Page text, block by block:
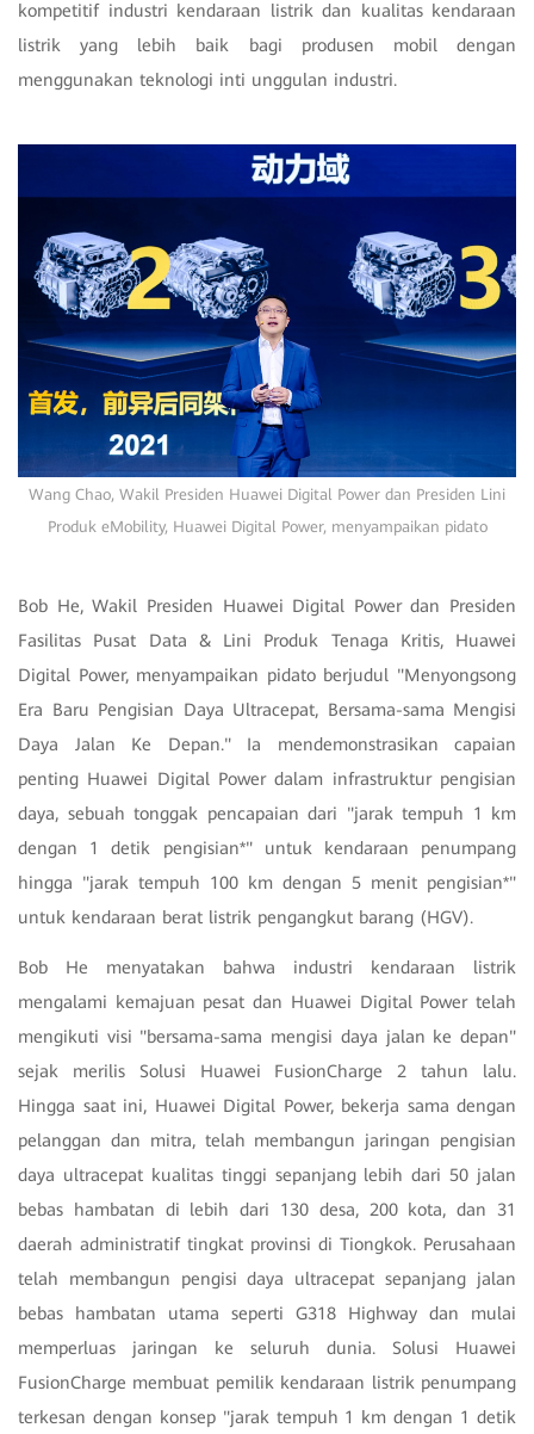
kompetitif industri kendaraan listrik dan kualitas kendaraan
listrik yang lebih baik bagi produsen mobil dengan
menggunakan teknologi inti unggulan industri.
Wang Chao, Wakil Presiden Huawei Digital Power dan Presiden Lini
Produk eMobility, Huawei Digital Power, menyampaikan pidato
Bob He, Wakil Presiden Huawei Digital Power dan Presiden
Fasilitas Pusat Data & Lini Produk Tenaga Kritis, Huawei
Digital Power, menyampaikan pidato berjudul "Menyongsong
Era Baru Pengisian Daya Ultracepat, Bersama-sama Mengisi
Daya Jalan Ke Depan." Ia mendemonstrasikan capaian
penting Huawei Digital Power dalam infrastruktur pengisian
daya, sebuah tonggak pencapaian dari "jarak tempuh 1 km
dengan 1 detik pengisian*" untuk kendaraan penumpang
hingga "jarak tempuh 100 km dengan 5 menit pengisian*"
untuk kendaraan berat listrik pengangkut barang (HGV).
Bob He menyatakan bahwa industri kendaraan listrik
mengalami kemajuan pesat dan Huawei Digital Power telah
mengikuti visi "bersama-sama mengisi daya jalan ke depan"
sejak merilis Solusi Huawei FusionCharge 2 tahun lalu.
Hingga saat ini, Huawei Digital Power, bekerja sama dengan
pelanggan dan mitra, telah membangun jaringan pengisian
daya ultracepat kualitas tinggi sepanjang lebih dari 50 jalan
bebas hambatan di lebih dari 130 desa, 200 kota, dan 31
daerah administratif tingkat provinsi di Tiongkok. Perusahaan
telah membangun pengisi daya ultracepat sepanjang jalan
bebas hambatan utama seperti G318 Highway dan mulai
memperluas jaringan ke seluruh dunia. Solusi Huawei
FusionCharge membuat pemilik kendaraan listrik penumpang
terkesan dengan konsep "jarak tempuh 1 km dengan 1 detik